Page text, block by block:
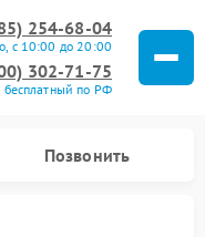
254-68-04
с 10:00 до 20:00
302-71-75
бесплатный по РФ
Позвонить